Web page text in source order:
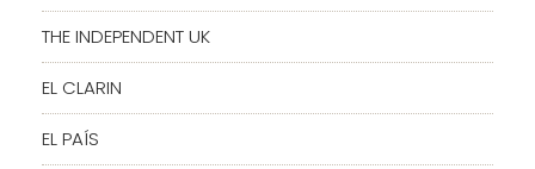
THE INDEPENDENT UK
EL CLARIN
EL PAÍS